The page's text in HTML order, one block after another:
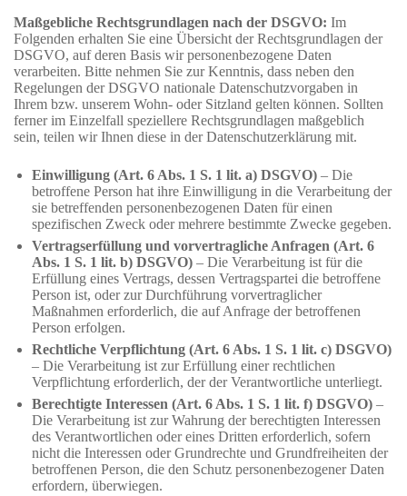
Maßgebliche Rechtsgrundlagen nach der DSGVO: Im
Folgenden erhalten Sie eine Übersicht der Rechtsgrundlagen der
DSGVO, auf deren Basis wir personenbezogene Daten
verarbeiten. Bitte nehmen Sie zur Kenntnis, dass neben den
Regelungen der DSGVO nationale Datenschutzvorgaben in
Ihrem bzw. unserem Wohn- oder Sitzland gelten können. Sollten
ferner im Einzelfall speziellere Rechtsgrundlagen maßgeblich
sein, teilen wir Ihnen diese in der Datenschutzerklärung mit.
Einwilligung (Art. 6 Abs. 1 S. 1 lit. a) DSGVO) – Die
betroffene Person hat ihre Einwilligung in die Verarbeitung der
sie betreffenden personenbezogenen Daten für einen
spezifischen Zweck oder mehrere bestimmte Zwecke gegeben.
Vertragserfüllung und vorvertragliche Anfragen (Art. 6
Abs. 1 S. 1 lit. b) DSGVO) – Die Verarbeitung ist für die
Erfüllung eines Vertrags, dessen Vertragspartei die betroffene
Person ist, oder zur Durchführung vorvertraglicher
Maßnahmen erforderlich, die auf Anfrage der betroffenen
Person erfolgen.
Rechtliche Verpflichtung (Art. 6 Abs. 1 S. 1 lit. c) DSGVO)
– Die Verarbeitung ist zur Erfüllung einer rechtlichen
Verpflichtung erforderlich, der der Verantwortliche unterliegt.
Berechtigte Interessen (Art. 6 Abs. 1 S. 1 lit. f) DSGVO) –
Die Verarbeitung ist zur Wahrung der berechtigten Interessen
des Verantwortlichen oder eines Dritten erforderlich, sofern
nicht die Interessen oder Grundrechte und Grundfreiheiten der
betroffenen Person, die den Schutz personenbezogener Daten
erfordern, überwiegen.